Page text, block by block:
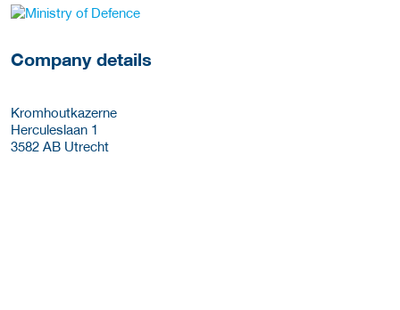
More Employer Details
Company details
Kromhoutkazerne
Herculeslaan 1
3582 AB Utrecht